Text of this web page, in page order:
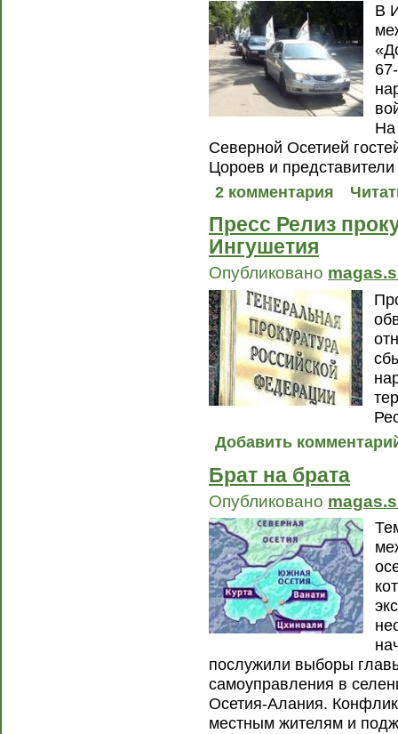
В
На
Северной Осетией
Цороев и
2 комментария
Пресс Релиз
Ингушетия
Опубликовано
Добавить
Брат на брата
Опубликовано
послужили выборы
самоуправления в
Осетия-Алания.
местным жителям и